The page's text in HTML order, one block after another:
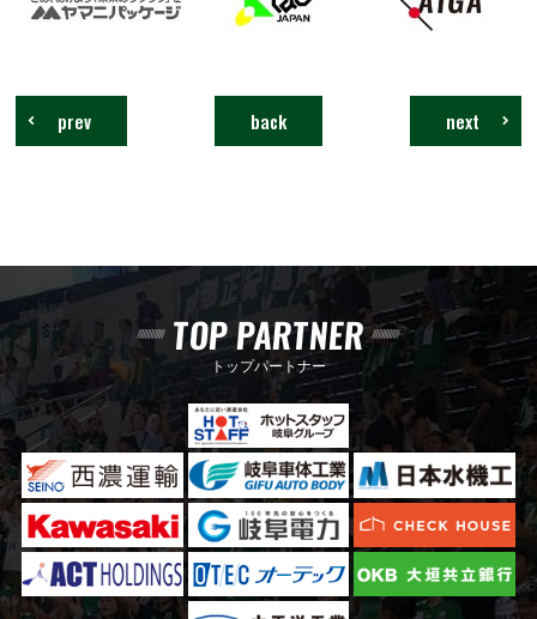
next
back
prev
TOP PARTNER
トップパートナー